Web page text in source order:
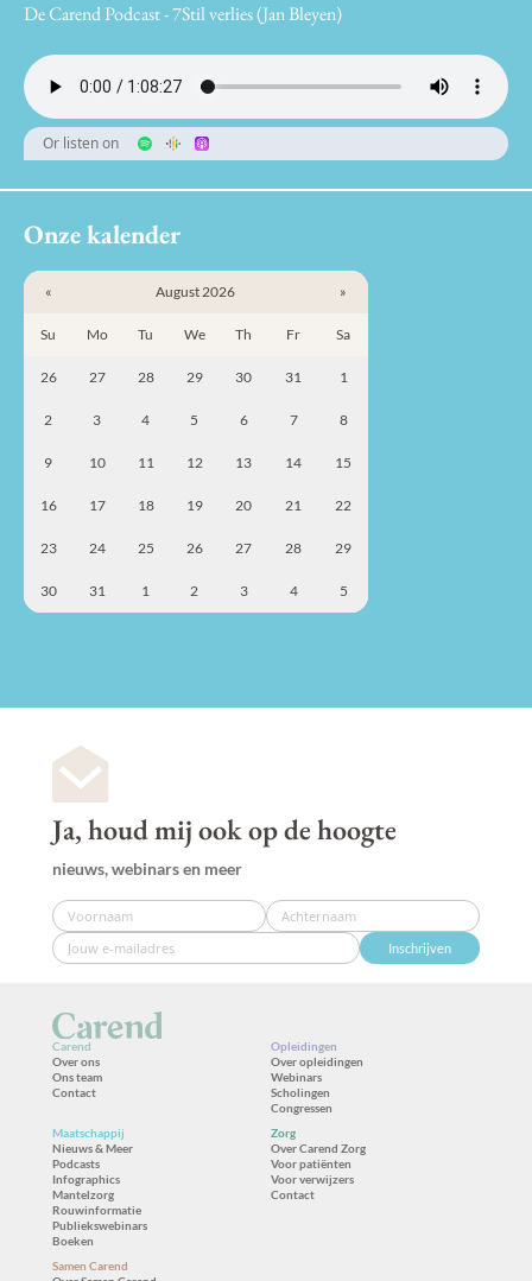
De Carend Podcast - 7Stil verlies (Jan Bleyen)
Or listen on
Onze kalender
« August 2026 »
Su Mo Tu We Th Fr Sa
26 27 28 29 30 31 1
2 3 4 5 6 7 8
9 10 11 12 13 14 15
16 17 18 19 20 21 22
23 24 25 26 27 28 29
30 31 1 2 3 4 5
Ja, houd mij ook op de hoogte
nieuws, webinars en meer
Inschrijven
Carend
Over ons
Ons team
Contact
Opleidingen
Over opleidingen
Webinars
Scholingen
Congressen
Maatschappij
Nieuws & Meer
Podcasts
Infographics
Mantelzorg
Rouwinformatie
Publiekswebinars
Boeken
Zorg
Over Carend Zorg
Voor patiënten
Voor verwijzers
Contact
Samen Carend